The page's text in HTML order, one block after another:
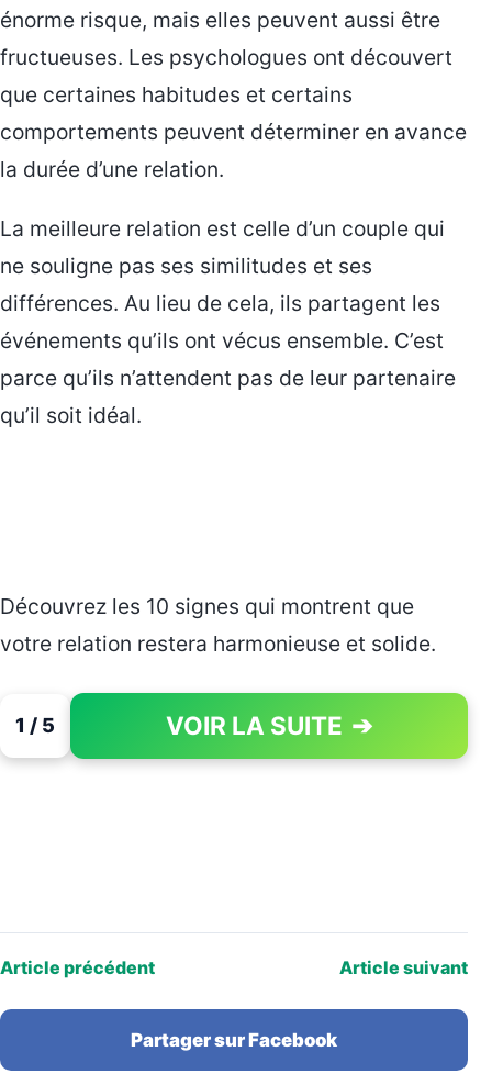
énorme risque, mais elles peuvent aussi être
fructueuses. Les psychologues ont découvert
que certaines habitudes et certains
comportements peuvent déterminer en avance
la durée d’une relation.
La meilleure relation est celle d’un couple qui
ne souligne pas ses similitudes et ses
différences. Au lieu de cela, ils partagent les
événements qu’ils ont vécus ensemble. C’est
parce qu’ils n’attendent pas de leur partenaire
qu’il soit idéal.
Découvrez les 10 signes qui montrent que
votre relation restera harmonieuse et solide.
1 / 5 VOIR LA SUITE ➔
PAGE 1 OF 5
Article précédent Article suivant
Partager sur Facebook